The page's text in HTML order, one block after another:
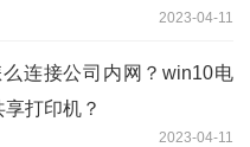
2023-04-11
连接公司内网？win10电
打印机？
2023-04-11